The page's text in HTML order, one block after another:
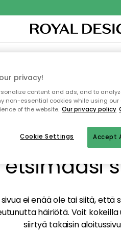
TEKSTIILIT & MATOTKEITTIÖ
etsimääsi
ei enää ole tai siitä,
häiriötä. Voit
siirtyä takaisin
privacy!
content and ads, and to
non-essential cookies while using our
of the website. Our privacy policy
Accept
Cookie Settings